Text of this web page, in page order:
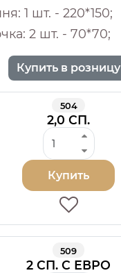
1 шт. - 220*150;
2 шт. - 70*70;
Купить в розницу
504
2,0 СП.
Купить
509
2 СП. С ЕВРО